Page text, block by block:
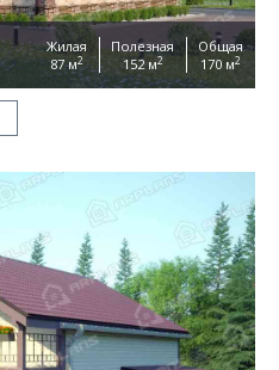
Жилая
87 м2
Полезная
152 м2
Общая
170 м2